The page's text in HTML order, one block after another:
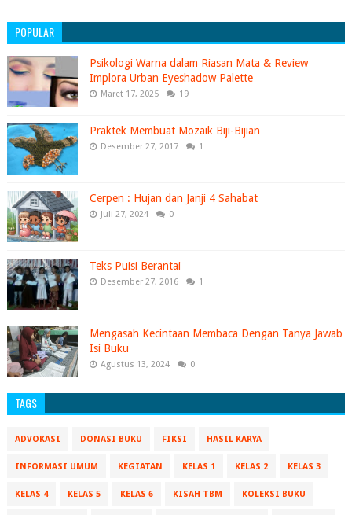
POPULAR
Psikologi Warna dalam Riasan Mata & Review
Implora Urban Eyeshadow Palette
Maret 17, 2025 19
Praktek Membuat Mozaik Biji-Bijian
Desember 27, 2017 1
Cerpen : Hujan dan Janji 4 Sahabat
Juli 27, 2024 0
Teks Puisi Berantai
Desember 27, 2016 1
Mengasah Kecintaan Membaca Dengan Tanya Jawab
Isi Buku
Agustus 13, 2024 0
TAGS
ADVOKASI DONASI BUKU FIKSI HASIL KARYA
INFORMASI UMUM KEGIATAN KELAS 1 KELAS 2 KELAS 3
KELAS 4 KELAS 5 KELAS 6 KISAH TBM KOLEKSI BUKU